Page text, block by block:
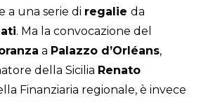
a una serie di regalie da
. Ma la convocazione del
a Palazzo d’Orléans,
della Sicilia Renato
Finanziaria regionale, è invece